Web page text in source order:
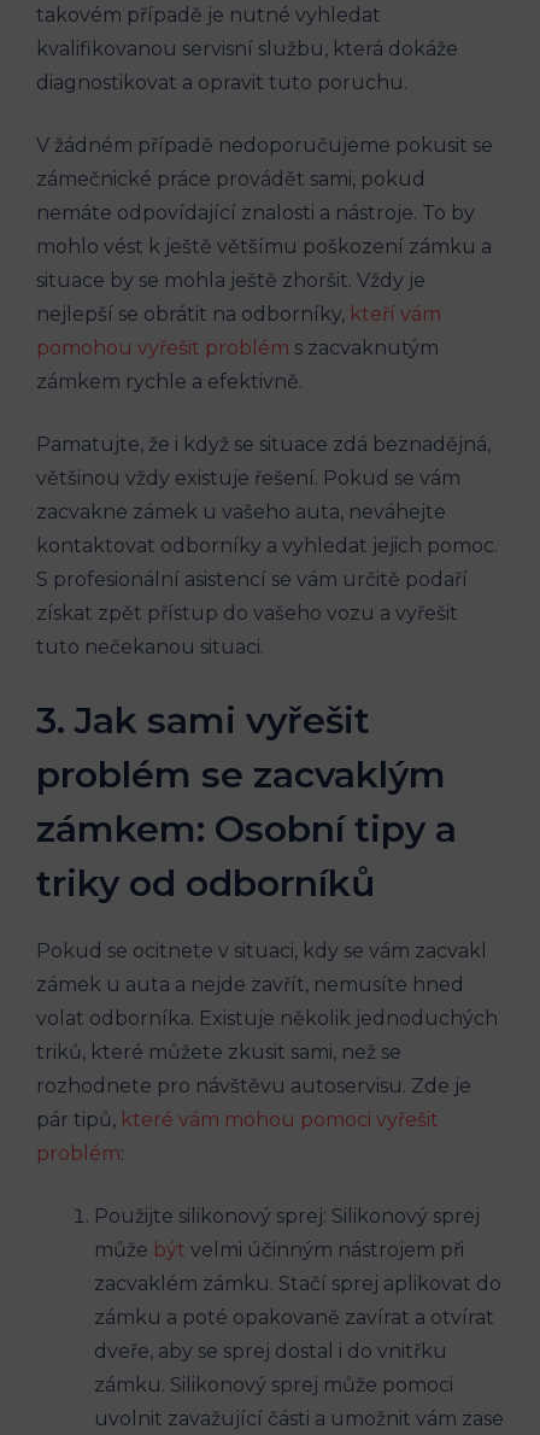
takovém případě je nutné vyhledat
kvalifikovanou servisní ‌službu, která⁢ dokáže
diagnostikovat ⁣a opravit tuto poruchu.
V‍ žádném případě nedoporučujeme pokusit se
zámečnické ​práce ​provádět ⁢sami, pokud
⁢nemáte odpovídající‌ znalosti ‌a nástroje. To by‍
mohlo vést k ještě ‍většímu poškození zámku a
situace by se mohla‌ ještě zhoršit. Vždy je
nejlepší‌ se⁤ obrátit na odborníky, kteří vám
pomohou ‌vyřešit ⁣problém s zacvaknutým‍
zámkem ‍rychle a efektivně.
Pamatujte, že i když ‌se situace zdá beznadějná,⁤
většinou vždy existuje řešení. Pokud se vám
zacvakne zámek u vašeho auta, neváhejte
kontaktovat odborníky a vyhledat‍ jejich ‍pomoc.
S profesionální asistencí se vám určitě​ podaří
získat‌ zpět přístup ⁤do vašeho vozu a vyřešit
tuto nečekanou​ situaci.
3. Jak sami vyřešit
‌problém se zacvaklým
zámkem:​ Osobní‍ tipy a
triky od odborníků
Pokud se ‌ocitnete​ v situaci,⁣ kdy se vám zacvakl
zámek u auta a nejde zavřít, nemusíte hned
volat odborníka. ⁣Existuje několik jednoduchých
triků, které můžete zkusit sami, než se
rozhodnete​ pro návštěvu autoservisu. Zde je
pár tipů, které vám‍ mohou pomoci⁣ vyřešit
problém:
Použijte silikonový sprej: Silikonový sprej‍
může být velmi ⁤účinným‌ nástrojem‌ při
zacvaklém ​zámku. Stačí sprej aplikovat do
zámku a poté opakovaně zavírat a otvírat
⁢dveře, aby se sprej dostal ⁣i do vnitřku‌
zámku. Silikonový ⁣sprej může pomoci⁣
uvolnit zavažující⁢ části a​ umožnit vám zase​